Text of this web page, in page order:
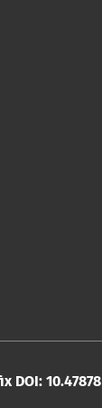
DOI: 10.47878